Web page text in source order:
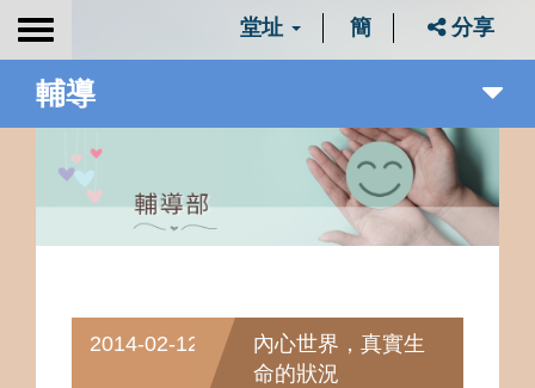
Toggle
堂址 簡 分享
輔導
2014-02-12
內心世界，真實生
命的狀況